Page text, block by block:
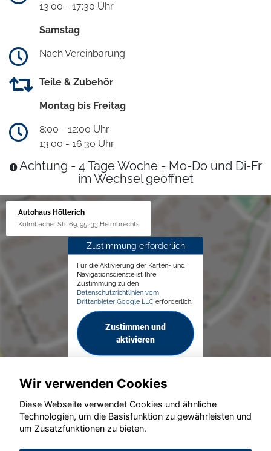
13:00 - 17:30 Uhr
Samstag
Nach Vereinbarung
Teile & Zubehör
Montag bis Freitag
8:00 - 12:00 Uhr
13:00 - 16:30 Uhr
Achtung - 4 Tage Woche - Mo-Do und Di-Fr
im Wechsel geöffnet
Autohaus Höllerich
Kulmbacher Str. 69, 95233 Helmbrechts
Zustimmung erforderlich
Für die Aktivierung der Karten- und
Navigationsdienste ist Ihre
Zustimmung zu den
Datenschutzrichtlinien vom
Drittanbieter Google LLC erforderlich.
Zustimmen und
aktivieren
© konjunkturmotor.de GmbH 2020 - 2026
Wir verwenden Cookies
Diese Webseite verwendet Cookies und ähnliche
Technologien, um die Basisfunktion zu gewährleisten und
um Zusatzfunktionen zu bieten.